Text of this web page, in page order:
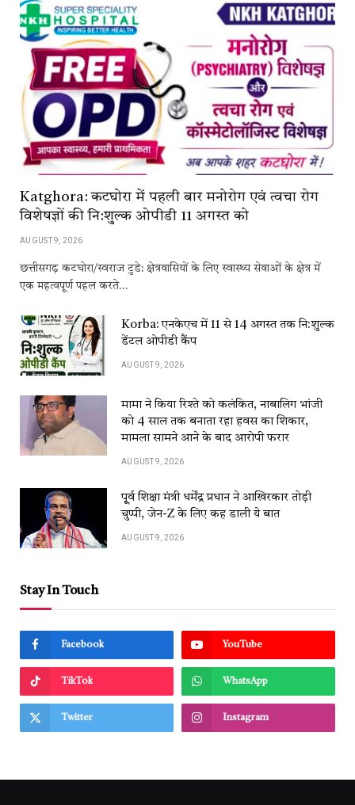
Katghora: कटघोरा में पहली बार मनोरोग एवं त्वचा रोग
विशेषज्ञों की नि:शुल्क ओपीडी 11 अगस्त को
AUGUST 9, 2026
छत्तीसगढ़ कटघोरा/स्वराज टुडे: क्षेत्रवासियों के लिए स्वास्थ्य सेवाओं के क्षेत्र में
एक महत्वपूर्ण पहल करते…
Korba: एनकेएच में 11 से 14 अगस्त तक नि:शुल्क
डेंटल ओपीडी कैंप
AUGUST 9, 2026
मामा ने किया रिश्ते को कलंकित, नाबालिग भांजी
को 4 साल तक बनाता रहा हवस का शिकार,
मामला सामने आने के बाद आरोपी फरार
AUGUST 9, 2026
पू्र्व शिक्षा मंत्री धर्मेंद्र प्रधान ने आखिरकार तोड़ी
चुप्पी, जेन-Z के लिए कह डाली ये बात
AUGUST 9, 2026
Stay In Touch
Facebook YouTube
TikTok WhatsApp
Twitter Instagram